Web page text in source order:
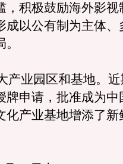
，积极鼓励海外影
成以公有制为主体、
业园区和基地。近
牌申请，批准成为中
化产业基地增添了新